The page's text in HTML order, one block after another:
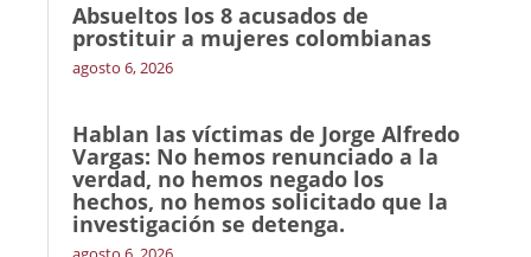
Absueltos los 8 acusados de
prostituir a mujeres colombianas
agosto 6, 2026
Hablan las víctimas de Jorge Alfredo
Vargas: No hemos renunciado a la
verdad, no hemos negado los
hechos, no hemos solicitado que la
investigación se detenga.